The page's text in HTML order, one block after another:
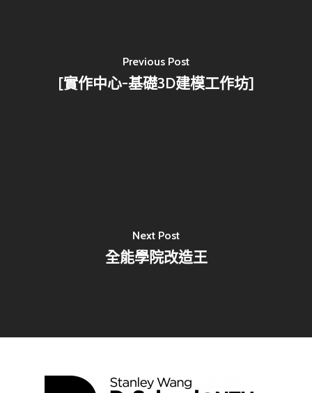
Previous Post
[實作中心-基礎3D建模工作坊]
Next Post
全能學院改造王
Address : 100047臺北
思源街18號卓越研究大